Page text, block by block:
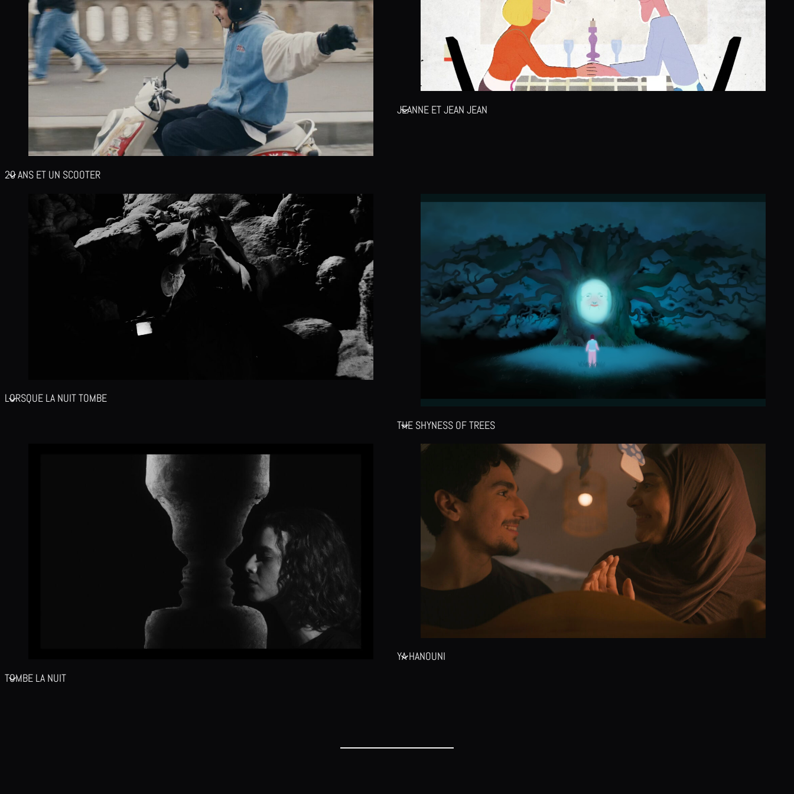
20 ANS ET UN SCOOTER
JEANNE ET JEAN JEAN
LORSQUE LA NUIT TOMBE
THE SHYNESS OF TREES
TOMBE LA NUIT
YA HANOUNI